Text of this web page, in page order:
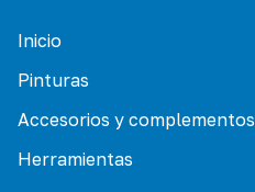
Inicio
Pinturas
Accesorios y complementos
Herramientas